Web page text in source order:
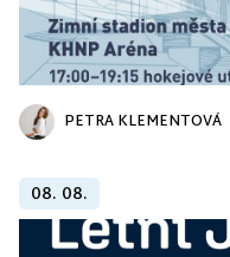
PETRA KLEMENTOVÁ
08. 08.